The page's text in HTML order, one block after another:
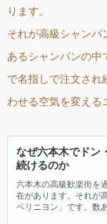
ります。
それが高級シャンパ
あるシャンパンの中
で名指しで注文され
わせる空気を変える